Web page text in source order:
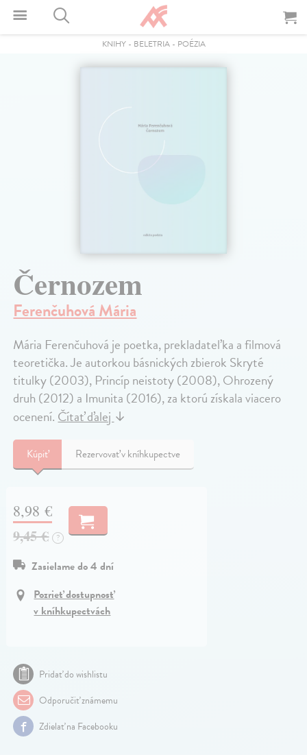
KNIHY- BELETRIA- POÉZIA
Černozem
Ferenčuhová Mária
Mária Ferenčuhová je poetka, prekladateľka a filmová
teoretička. Je autorkou básnických zbierok Skryté
titulky (2003), Princíp neistoty (2008), Ohrozený
druh (2012) a Imunita (2016), za ktorú získala viacero
ocenení. Čítať ďalej ↓
Kúpiť Rezervovať v kníhkupectve
8,98 €
9,45 € ?
Zasielame do 4 dní
Pozrieť dostupnosť
v kníhkupectvách
Pridať do wishlistu
Odporučiť známemu
Zdielať na Facebooku